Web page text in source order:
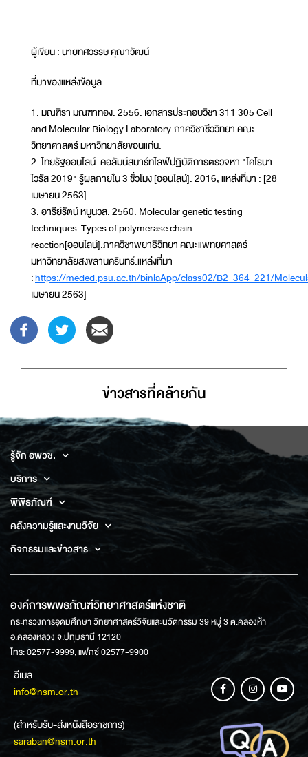
ผู้เขียน : นายทศวรรษ คุณาวัฒน์
ที่มาของแหล่งข้อมูล
1. มณฑิรา มณฑาทอง. 2556. เอกสารประกอบวิชา 311 305 Cell
and Molecular Biology Laboratory.ภาควิชาชีววิทยา คณะ
วิทยาศาสตร์ มหาวิทยาลัยขอนแก่น.
2. ไทยรัฐออนไลน์. คอลัมน์สมาร์ทไลฟ์ปฏิบัติการตรวจหา "โคโรนา
ไวรัส 2019" รู้ผลภายใน 3 ชั่วโมง [ออนไลน์]. 2016, แหล่งที่มา : [28
เมษายน 2563]
3. อารีย์รัตน์ หนูนวล. 2560. Molecular genetic testing
techniques-Types of polymerase chain
reaction[ออนไลน์].ภาควิชาพยาธิวิทยา คณะแพทยศาสตร์
มหาวิทยาลัยสงขลานครินทร์.แหล่งที่มา
:https://meded.psu.ac.th/binlaApp/class02/B2_364_221/
เมษายน 2563]
ข่าวสารที่่คล้ายกัน
รู้จัก อพวช.
บริการ
พิพิธภัณฑ์
คลังความรู้และงานวิจัย
กิจกรรมและข่าวสาร
องค์การพิพิธภัณฑ์วิทยาศาสตร์แห่งชาติ
กระทรวงการอุดมศึกษา วิทยาศาสตร์วิจัยและนวัตกรรม 39 หมู่ 3 ต.คลองห้า
อ.คลองหลวง จ.ปทุมธานี 12120
โทร: 02577-9999, แฟกซ์ 02577-9900
อีเมล
info@nsm.or.th
(สำหรับรับ-ส่งหนังสือราชการ)
saraban@nsm.or.th